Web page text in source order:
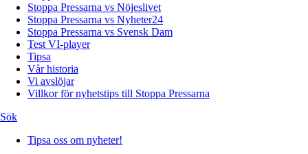
Stoppa Pressarna vs Nöjeslivet
Stoppa Pressarna vs Nyheter24
Stoppa Pressarna vs Svensk Dam
Test VI-player
Tipsa
Vår historia
Vi avslöjar
Villkor för nyhetstips till Stoppa Pressarna
Sök
Tipsa oss om nyheter!